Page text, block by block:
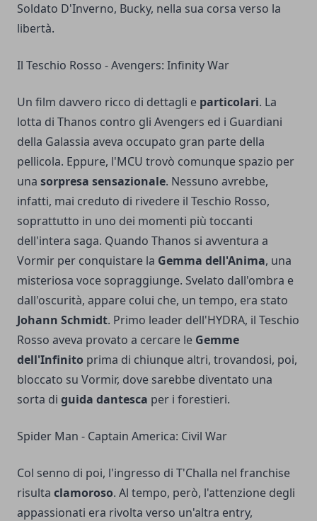
Soldato D'Inverno, Bucky, nella sua corsa verso la
libertà.
Il Teschio Rosso - Avengers: Infinity War
Un film davvero ricco di dettagli e particolari. La
lotta di Thanos contro gli Avengers ed i Guardiani
della Galassia aveva occupato gran parte della
pellicola. Eppure, l'MCU trovò comunque spazio per
una sorpresa sensazionale. Nessuno avrebbe,
infatti, mai creduto di rivedere il Teschio Rosso,
soprattutto in uno dei momenti più toccanti
dell'intera saga. Quando Thanos si avventura a
Vormir per conquistare la Gemma dell'Anima, una
misteriosa voce sopraggiunge. Svelato dall'ombra e
dall'oscurità, appare colui che, un tempo, era stato
Johann Schmidt. Primo leader dell'HYDRA, il Teschio
Rosso aveva provato a cercare le Gemme
dell'Infinito prima di chiunque altri, trovandosi, poi,
bloccato su Vormir, dove sarebbe diventato una
sorta di guida dantesca per i forestieri.
Spider Man - Captain America: Civil War
Col senno di poi, l'ingresso di T'Challa nel franchise
risulta clamoroso. Al tempo, però, l'attenzione degli
appassionati era rivolta verso un'altra entry,